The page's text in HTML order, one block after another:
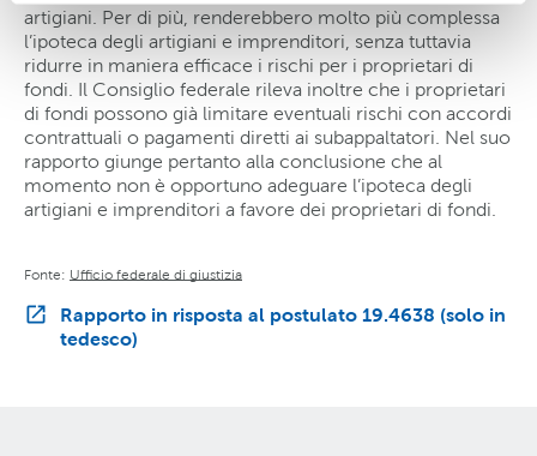
artigiani. Per di più, renderebbero molto più complessa
l’ipoteca degli artigiani e imprenditori, senza tuttavia
ridurre in maniera efficace i rischi per i proprietari di
fondi. Il Consiglio federale rileva inoltre che i proprietari
di fondi possono già limitare eventuali rischi con accordi
contrattuali o pagamenti diretti ai subappaltatori. Nel suo
rapporto giunge pertanto alla conclusione che al
momento non è opportuno adeguare l’ipoteca degli
artigiani e imprenditori a favore dei proprietari di fondi.
Fonte: Ufficio federale di giustizia
Rapporto in risposta al postulato 19.4638 (solo in
tedesco)